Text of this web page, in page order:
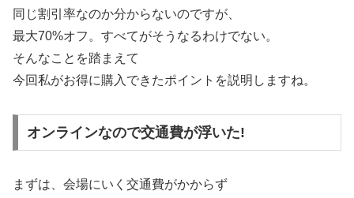
同じ割引率なのか分からないのですが、
最大70%オフ。すべてがそうなるわけでない。
そんなことを踏まえて
今回私がお得に購入できたポイントを説明しますね。
オンラインなので交通費が浮いた!
まずは、会場にいく交通費がかからず